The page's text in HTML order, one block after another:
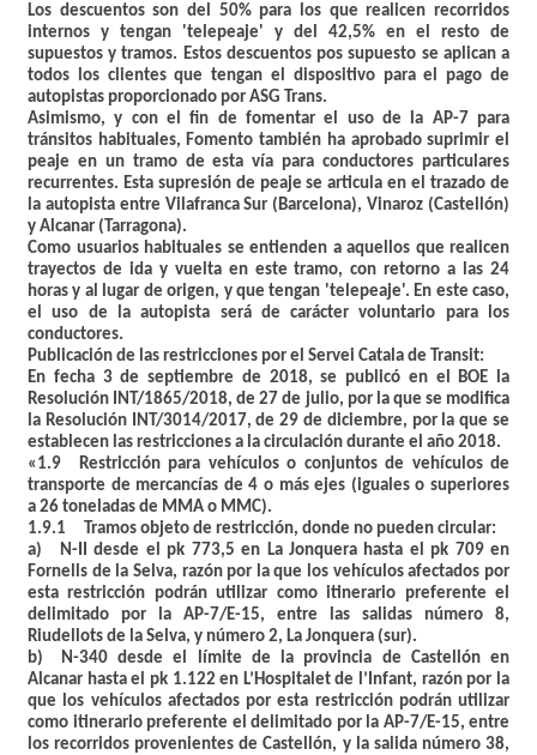
Los descuentos son del 50% para los que realicen recorridos
internos y tengan 'telepeaje' y del 42,5% en el resto de
supuestos y tramos. Estos descuentospos supuesto se aplican a
todos los clientesque tengan el dispositivo para el pago de
autopistas proporcionado por ASG Trans.
Asimismo, y con el fin de fomentar el uso de la AP-7 para
tránsitos habituales, Fomento también ha aprobado suprimir el
peaje en un tramo de esta vía para conductores particulares
recurrentes. Esta supresión de peaje se articula en el trazado de
la autopista entre Vilafranca Sur (Barcelona), Vinaroz (Castellón)
y Alcanar (Tarragona).
Como usuarios habituales se entienden a aquellos que realicen
trayectos de ida y vuelta en este tramo, con retorno a las 24
horas y al lugar de origen, y que tengan 'telepeaje'. En este caso,
el uso de la autopista será de carácter voluntario para los
conductores.
Publicación de las restricciones por el Servei Catala de Transit:
En fecha 3 de septiembre de 2018, se publicó en el BOE la
Resolución INT/1865/2018, de 27 de julio, por la que se modifica
la Resolución INT/3014/2017, de 29 de diciembre, por la que se
establecen las restricciones a la circulación durante el año 2018.
«1.9 Restricción para vehículos o conjuntos de vehículos de
transporte de mercancías de 4 o más ejes (iguales o superiores
a 26 toneladas de MMA o MMC).
1.9.1 Tramos objeto de restricción, donde no pueden circular:
a) N-II desde el pk 773,5 en La Jonquera hasta el pk 709 en
Fornells de la Selva, razón por la que los vehículos afectados por
esta restricción podrán utilizar como itinerario preferente el
delimitado por la AP-7/E-15, entre las salidas número 8,
Riudellots de la Selva, y número 2, La Jonquera (sur).
b) N-340 desde el límite de la provincia de Castellón en
Alcanar hasta el pk 1.122 en L’Hospitalet de l’Infant, razón por la
que los vehículos afectados por esta restricción podrán utilizar
como itinerario preferente el delimitado por la AP-7/E-15, entre
los recorridos provenientes de Castellón, y la salida número 38,